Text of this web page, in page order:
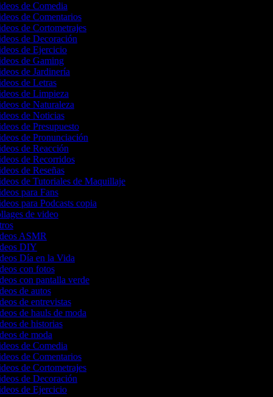
de Comedia
de Comentarios
de Cortometrajes
de Decoración
de Ejercicio
de Gaming
de Jardinería
de Letras
de Limpieza
de Naturaleza
de Noticias
de Presupuesto
de Pronunciación
de Reacción
de Recorridos
de Reseñas
de Tutoriales de Maquillaje
para Fans
para Podcasts copia
de video
ASMR
DIY
Día en la Vida
con fotos
con pantalla verde
de autos
de entrevistas
de hauls de moda
de historias
de moda
de Comedia
de Comentarios
de Cortometrajes
de Decoración
de Ejercicio